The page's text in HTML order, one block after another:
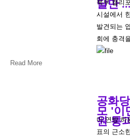
북부 캘리
시설에서
발견되는
회에 충격
Read More
공화
모 '이
원 통
미 연방 하
표의 근소